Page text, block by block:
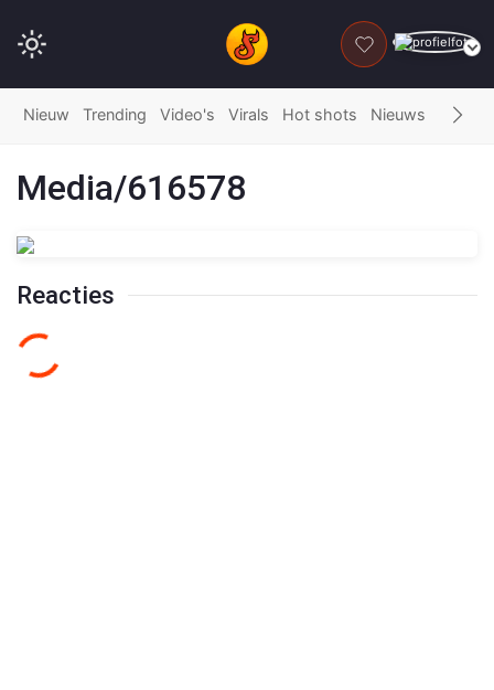
DONEER
Nieuw Trending Video's Virals Hot shots Nieuws Fails
Media/616578
Reacties